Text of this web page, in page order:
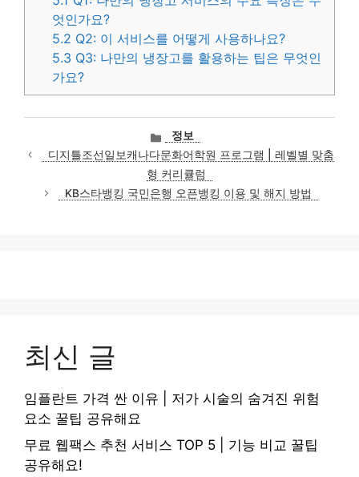
엇인가요?
5.2 Q2: 이 서비스를 어떻게 사용하나요?
5.3 Q3: 나만의 냉장고를 활용하는 팁은 무엇인
가요?
카
테
고
리
정보
디지틀조선일보캐나다문화어학원 프로그램 | 레벨별 맞춤
형 커리큘럼
KB스타뱅킹 국민은행 오픈뱅킹 이용 및 해지 방법
최신 글
임플란트 가격 싼 이유 | 저가 시술의 숨겨진 위험
요소 꿀팁 공유해요
무료 웹팩스 추천 서비스 TOP 5 | 기능 비교 꿀팁
공유해요!